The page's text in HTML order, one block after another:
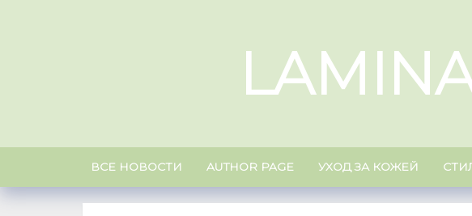
ВСЕ НОВОСТИ AUTHOR PAGE УХОД ЗА КОЖЕЙ